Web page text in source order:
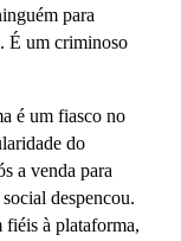
para
É um criminoso
é um fiasco no
do
a venda para
despencou.
fiéis à plataforma,